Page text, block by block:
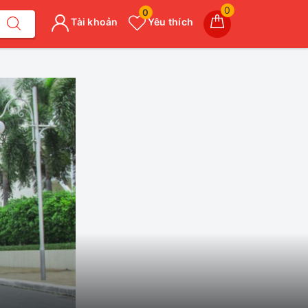
0
Yêu thích
0
Tài khoản